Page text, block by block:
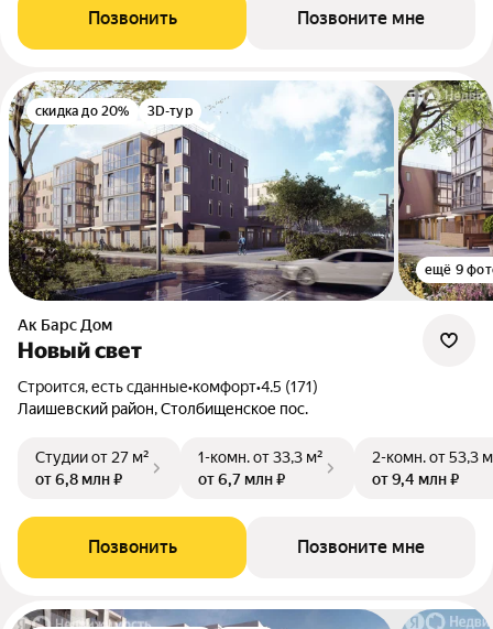
Позвонить Позвоните мне
скидка до 20% 3D-тур
ещё 9
Ак Барс Дом
Новый свет
Строится, есть сданные•комфорт•4.5 (171)
Лаишевский район, Столбищенское пос.
Студииот 27 м²
от 6,8 млн ₽
1-комн.от 33,3 м²
от 6,7 млн ₽
2-комн.от 53,3
от 9,4 млн ₽
Позвонить Позвоните мне